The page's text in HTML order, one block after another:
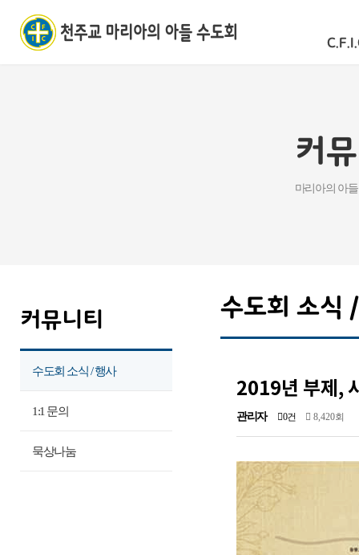
커
마리아의 아
커뮤니티
수도회 소식 / 행사
1:1 문의
묵상나눔
수도회 소식
2019년 부제,
관리자 0건 8,420회